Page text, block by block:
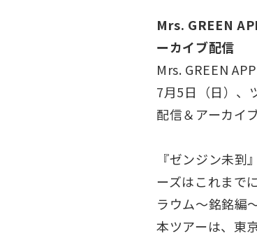
Mrs. GREEN
ーカイブ配信
Mrs. GREEN
7月5日（日）、
配信＆アーカイ
『ゼンジン未
ーズはこれまで
ラウム～銘銘編
本ツアーは、東